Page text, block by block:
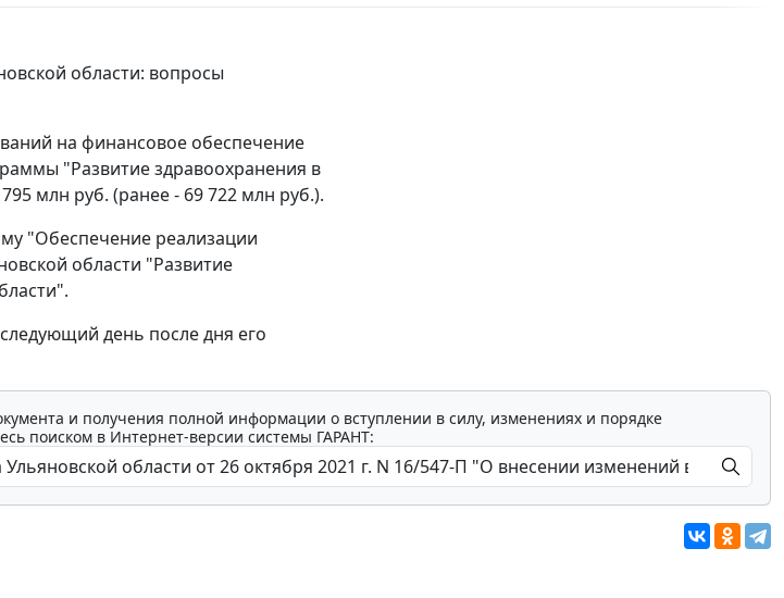
области: вопросы
на финансовое обеспечение
"Развитие здравоохранения в
млн руб. (ранее - 69 722 млн руб.).
"Обеспечение реализации
области "Развитие
день после дня его
и получения полной информации о вступлении в силу, изменениях и порядке
поиском в Интернет-версии системы ГАРАНТ: